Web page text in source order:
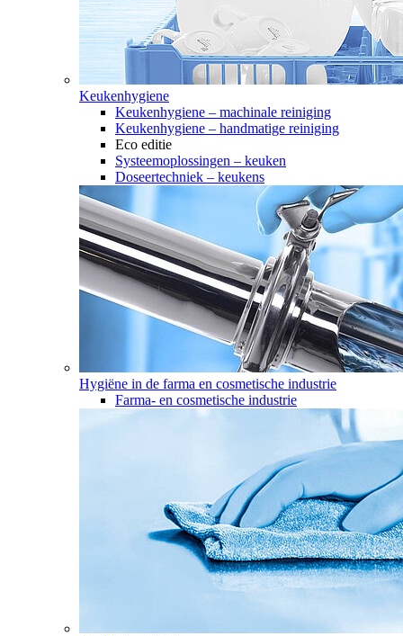
Keukenhygiene
Keukenhygiene – machinale reiniging
Keukenhygiene – handmatige reiniging
Eco editie
Systeemoplossingen – keuken
Doseertechniek – keukens
Hygiëne in de farma en cosmetische industrie
Farma- en cosmetische industrie